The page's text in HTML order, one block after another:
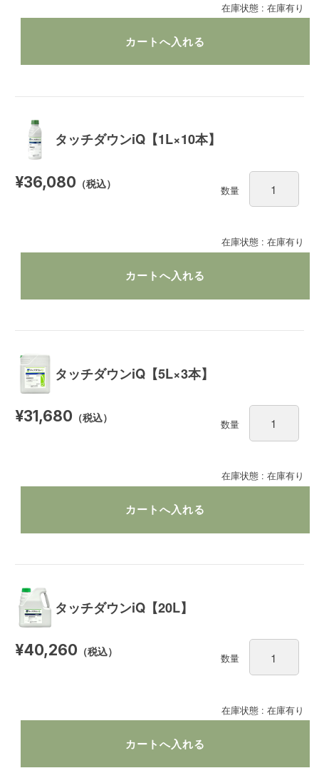
在庫状態 : 在庫有り
タッチダウンiQ【1L×10本】
在庫状態 : 在庫有り
¥36,080 （税込）
数量
タッチダウンiQ【5L×3本】
在庫状態 : 在庫有り
¥31,680 （税込）
数量
タッチダウンiQ【20L】
在庫状態 : 在庫有り
¥40,260 （税込）
数量